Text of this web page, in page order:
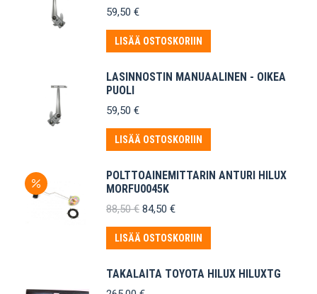
59,50 €
LISÄÄ OSTOSKORIIN
LASINNOSTIN MANUAALINEN - OIKEA
PUOLI
59,50 €
LISÄÄ OSTOSKORIIN
POLTTOAINEMITTARIN ANTURI HILUX
MORFU0045K
88,50€ Alkuperäinen
oli:
88,50 €.
84,50 €Nykyinen
on:
84,50 €.
LISÄÄ OSTOSKORIIN
TAKALAITA TOYOTA HILUX HILUXTG